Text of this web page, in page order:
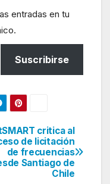
entradas en tu
Suscribirse
critica al
de licitación
de frecuencias
Santiago de
Chile